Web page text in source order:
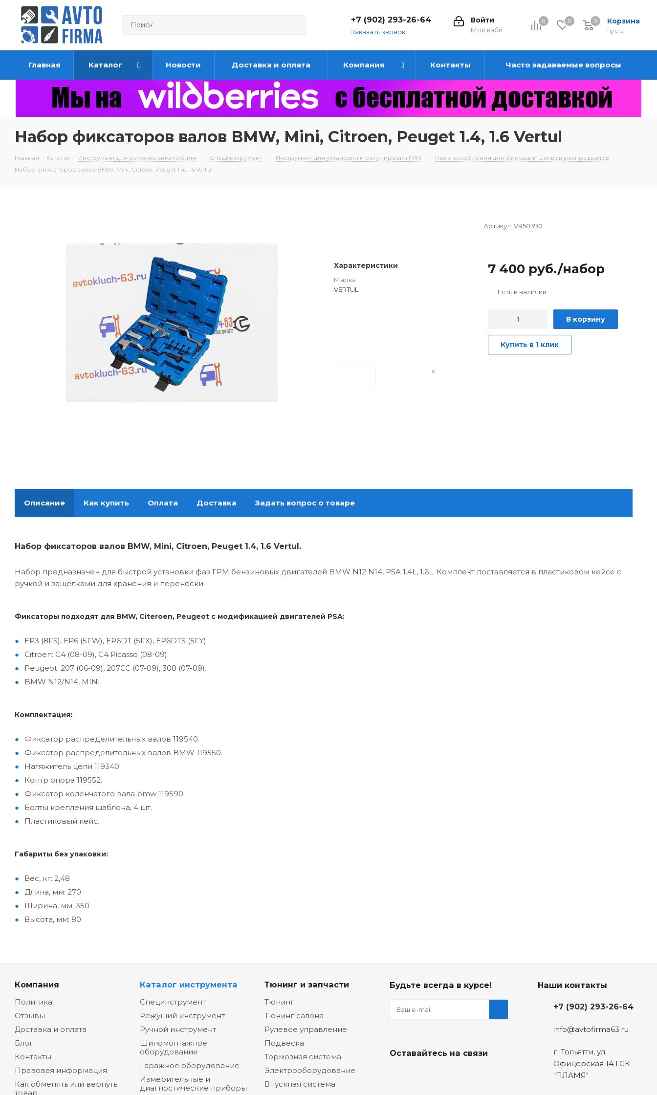
0 0 Корзина
0
пуста
0
Войти
+7 (902) 293-26-64
Заказать звонок
Главная Каталог Новости Доставка и оплата Компания Контакты Часто задаваемые вопросы
Набор фиксаторов валов BMW, Mini, Citroen, Peuget 1.4, 1.6 Vertul
Главная - Каталог - Инструмент для ремонта автомобиля - Специнструмент - Инструмент для установки и регулировки ГРМ - Приспособления для фиксации шкивов распредвалов
-
Набор фиксаторов валов BMW, Mini, Citroen, Peuget 1.4, 1.6 Vertul
Артикул: VR50390
Характеристики
Марка
VERTUL
7 400 руб./набор
Есть в наличии
В корзину
Купить в 1 клик
с
Описание Как купить Оплата Доставка Задать вопрос о товаре
Набор фиксаторов валов BMW, Mini, Citroen, Peuget 1.4, 1.6 Vertul.
Набор предназначен для быстрой установки фаз ГРМ бензиновых двигателей BMW N12 N14, PSA 1.4L, 1.6L. Комплект поставляется в пластиковом кейсе с
ручкой и защелками для хранения и переноски.
Фиксаторы подходят для BMW, Citeroen, Peugeot с модификацией двигателей PSA:
EP3 (8FS), EP6 (5FW), EP6DT (5FX), EP6DTS (5FY).
Citroen: C4 (08-09), C4 Picasso (08-09).
Peugeot: 207 (06-09), 207CC (07-09), 308 (07-09).
BMW N12/N14, MINI.
Комплектация:
Фиксатор распределительных валов 119540.
Фиксатор распределительных валов BMW 119550.
Натяжитель цепи 119340.
Контр опора 119552.
Фиксатор коленчатого вала bmw 119590.
Болты крепления шаблона, 4 шт.
Пластиковый кейс.
Габариты без упаковки:
Вес, кг: 2,48
Длина, мм: 270
Ширина, мм: 350
Высота, мм: 80
Компания
Политика
Отзывы
Доставка и оплата
Блог
Контакты
Правовая информация
Как обменять или вернуть
товар
Каталог инструмента
Специнструмент
Режущий инструмент
Ручной инструмент
Шиномонтажное
оборудование
Гаражное оборудование
Измерительные и
диагностические приборы
Тюнинг и запчасти
Тюнинг
Тюнинг салона
Рулевое управление
Подвеска
Тормозная система
Электрооборудование
Впускная система
Будьте всегда в курсе!
Оставайтесь на связи
Наши контакты
+7 (902) 293-26-64
info@avtofirma63.ru
г. Тольятти, ул.
Офицерская 14 ГСК
"ПЛАМЯ"